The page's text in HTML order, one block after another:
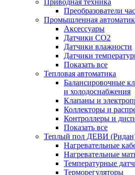
Приводная техника
Преобразователи
Промышленная
Аксессуары
Датчики CO2
Датчики влажности
Датчики
Показать все
Тепловая автоматика
Балансировочные
и холодоснабжения
Клапаны и
Коллекторы и
Контроллеры и
Показать все
Теплый пол ДЕВИ
Нагревательные
Нагревательные
Температурные
Терморегуляторы